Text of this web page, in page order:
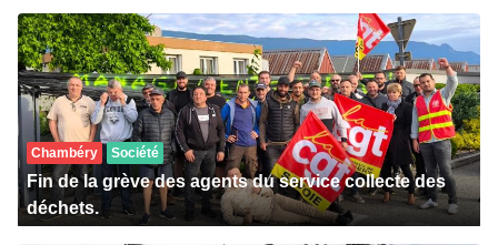
Chambéry Société
Fin de la grève des agents du service collecte des
déchets.